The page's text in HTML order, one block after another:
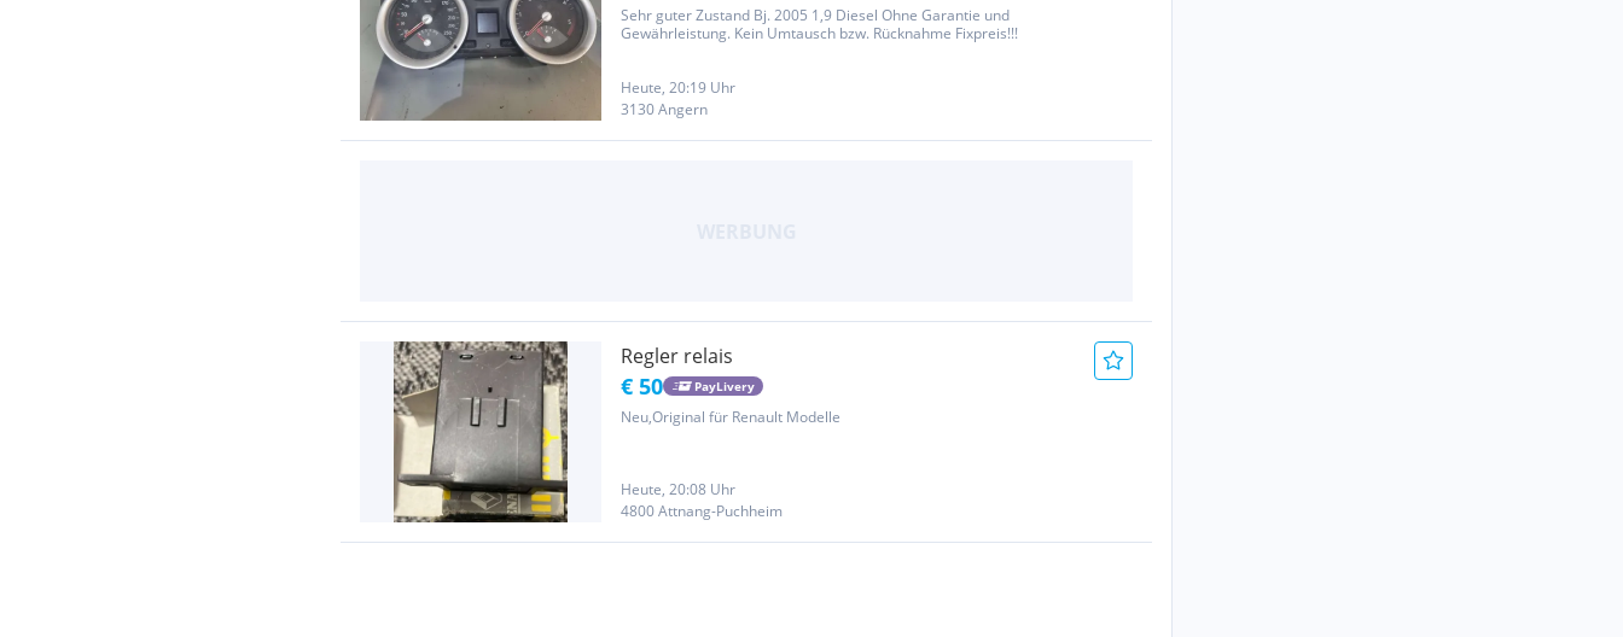
Sehr guter Zustand Bj. 2005 1,9 Diesel Ohne Garantie und
Gewährleistung. Kein Umtausch bzw. Rücknahme Fixpreis!!!
Heute, 20:19 Uhr
3130 Angern
Regler relais
€ 50 PayLivery
Neu,Original für Renault Modelle
Heute, 20:08 Uhr
4800 Attnang-Puchheim